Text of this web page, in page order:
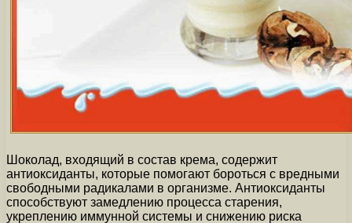
Шоколад, входящий в состав крема, содержит
антиоксиданты, которые помогают бороться с вредными
свободными радикалами в организме. Антиоксиданты
способствуют замедлению процесса старения,
укреплению иммунной системы и снижению риска